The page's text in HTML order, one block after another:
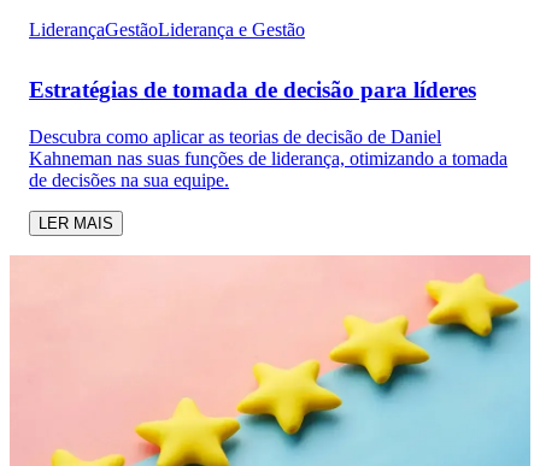
LiderançaGestãoLiderança e Gestão
Estratégias de tomada de decisão para líderes
Descubra como aplicar as teorias de decisão de Daniel
Kahneman nas suas funções de liderança, otimizando a tomada
de decisões na sua equipe.
LER MAIS